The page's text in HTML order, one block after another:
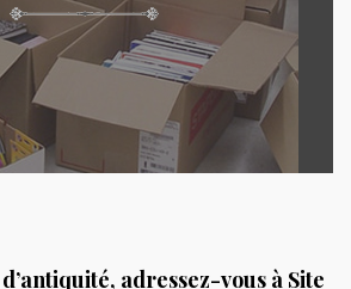
adressez-vous à Site